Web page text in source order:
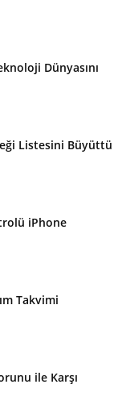
Dünyasını
Listesini Büyüttü
iPhone
Takvimi
ile Karşı